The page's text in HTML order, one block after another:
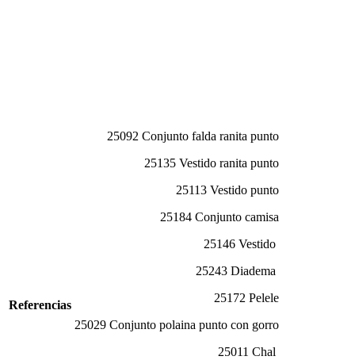
Referencias
25092 Conjunto falda ranita punto
25135 Vestido ranita punto
25113 Vestido punto
25184 Conjunto camisa
25146 Vestido
25243 Diadema
25172 Pelele
25029 Conjunto polaina punto con gorro
25011 Chal